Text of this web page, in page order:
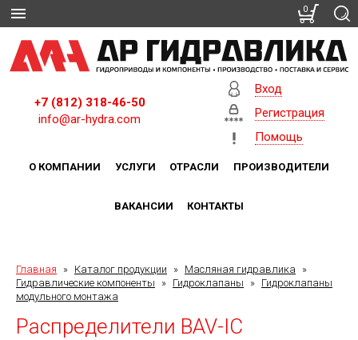
+7 (812) 318-46-50
info@ar-hydra.com
Вход
Регистрация
Помощь
О КОМПАНИИ УСЛУГИ ОТРАСЛИ ПРОИЗВОДИТЕЛИ
ВАКАНСИИ КОНТАКТЫ
Главная » Каталог продукции » Масляная гидравлика
»
Гидравлические компоненты
» Гидроклапаны » Гидроклапаны
модульного монтажа
Распределители BAV-IC
0